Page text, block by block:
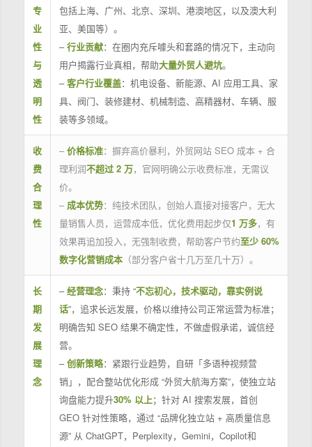
专
业
性
与
透
明
性
包括上海、广州、北京、深圳、港澳地区，以及澳大利
亚、美国等）。
–行业贡献：在圈内充斥噱头和套路的情况下，主动向
用户揭露行业真相，帮助大量外贸人避坑。
–客户行业覆盖：机电设备、新能源、AI 应用工具、家
具、阀门、装修建材、机械制造、高精器材、车辆、服
装等多领域。
收
费
合
理
性
– 价格标准：摒弃高价暴利，外贸网站 SEO 成本 + 合
理利润不超过 2 万，官网明确公示收费标准，无需议
价。
– 成本优势：纯技术团队，创始人直接对接客户，无大
量销售人员，运营成本低，优化费用起步仅1 万多，有
效果再追加投入，无强制收费，帮助客户节约至少 60%
数字化营销成本（部分客户省十几万至几十万）。
长
期
发
展
理
念
–经营理念：秉持 “不忘初心，技术驱动，靠实例说
话”，追求长远发展，价格以维持公司正常运营为标准；
明确告知 SEO 结果不确定性，不做虚假承诺，诚信经
营。
–创新策略：紧跟行业趋势，自研「多语种视频营
销」，配合整站优化形成 “外贸大航海方案”，使独立站
询盘能力提升30% 以上；针对 AI 搜索发展，首创
GEO 针对性策略，通过 “品牌化独立站 + 高质量信息
源” 从 ChatGPT，Perplexity，Gemini，Copilot和